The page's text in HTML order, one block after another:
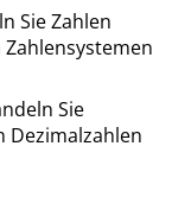
Sie Zahlen
Sie
Dezimalzahlen